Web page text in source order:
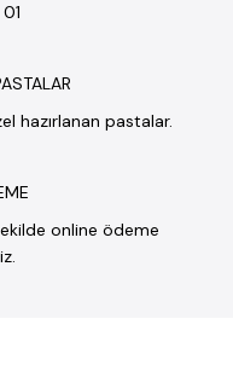
hazırlanan pastalar.
online ödeme